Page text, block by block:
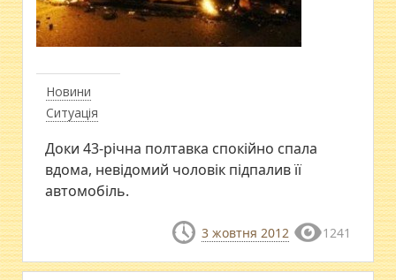
Новини
Ситуація
Доки 43-річна полтавка спокійно спала
вдома, невідомий чоловік підпалив її
автомобіль.
3 жовтня 2012 1241